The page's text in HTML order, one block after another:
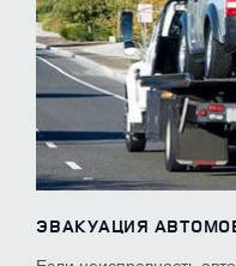
ЭВАКУАЦИЯ